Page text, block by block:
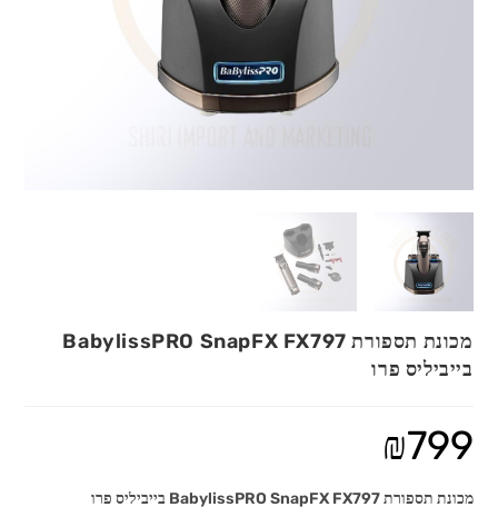
מכונת תספורת BabylissPRO SnapFX FX797
בייביליס פרו
₪799
מכונת תספורת BabylissPRO SnapFX FX797 בייביליס פרו